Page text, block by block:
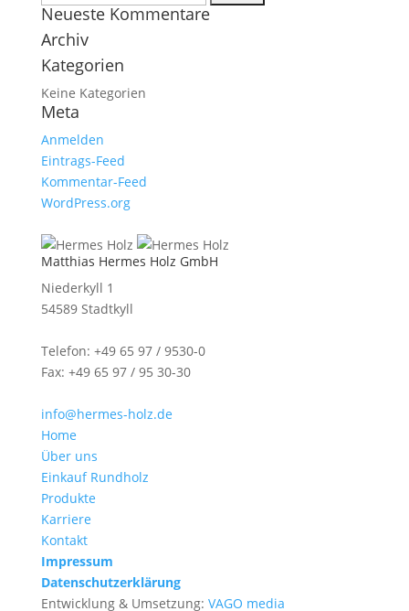
nach:
Neueste Kommentare
Archiv
Kategorien
Keine Kategorien
Meta
Anmelden
Eintrags-Feed
Kommentar-Feed
WordPress.org
Matthias Hermes Holz GmbH
Niederkyll 1
54589 Stadtkyll
Telefon: +49 65 97 / 9530-0
Fax: +49 65 97 / 95 30-30
info@hermes-holz.de
Home
Über uns
Einkauf Rundholz
Produkte
Karriere
Kontakt
Impressum
Datenschutzerklärung
Entwicklung & Umsetzung: VAGO media